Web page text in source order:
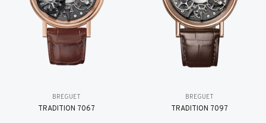
BREGUET
TRADITION 7067
BREGUET
TRADITION 7097